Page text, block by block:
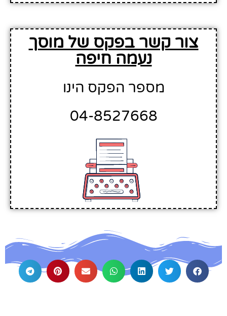
צור קשר בפקס של מוסך
נעמה חיפה
מספר הפקס הינו
04-8527668